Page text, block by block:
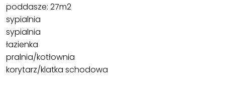
poddasze: 27m2
sypialnia
sypialnia
łazienka
pralnia/kotłownia
korytarz/klatka schodowa